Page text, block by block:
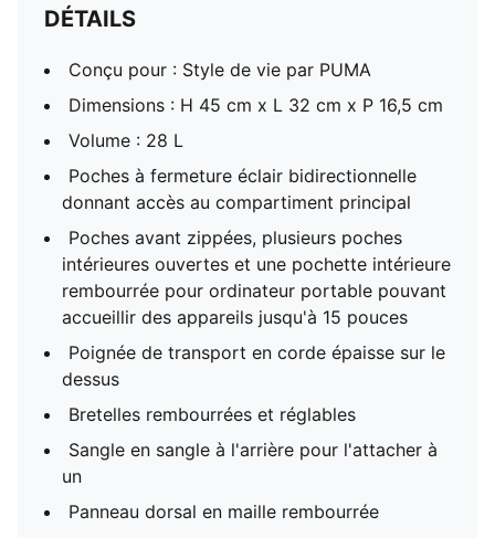
DÉTAILS
Conçu pour : Style de vie par PUMA
Dimensions : H 45 cm x L 32 cm x P 16,5 cm
Volume : 28 L
Poches à fermeture éclair bidirectionnelle
donnant accès au compartiment principal
Poches avant zippées, plusieurs poches
intérieures ouvertes et une pochette intérieure
rembourrée pour ordinateur portable pouvant
accueillir des appareils jusqu'à 15 pouces
Poignée de transport en corde épaisse sur le
dessus
Bretelles rembourrées et réglables
Sangle en sangle à l'arrière pour l'attacher à
un
Panneau dorsal en maille rembourrée